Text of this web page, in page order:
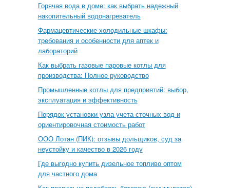
Горячая вода в доме: как выбрать надежный
накопительный водонагреватель
Фармацевтические холодильные шкафы:
требования и особенности для аптек и
лабораторий
Как выбрать газовые паровые котлы для
производства: Полное руководство
Промышленные котлы для предприятий: выбор,
эксплуатация и эффективность
Порядок установки узла учета сточных вод и
ориентировочная стоимость работ
ООО Лотан (ПИК): отзывы дольщиков, суд за
неустойку и качество в 2026 году
Где выгодно купить дизельное топливо оптом
для частного дома